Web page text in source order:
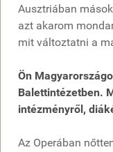
Ausztriában
azt akarom
mit változtatni a
Ön
Balettintézetben.
intézményről,
Az Operában